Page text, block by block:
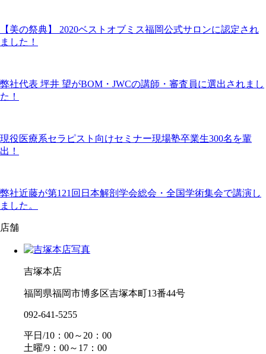
【美の祭典】 2020ベストオブミス福岡公式サロンに認定され
ました！
弊社代表 坪井 望がBOM・JWCの講師・審査員に選出されまし
た！
現役医療系セラピスト向けセミナー現場塾卒業生300名を輩
出！
弊社近藤が第121回日本解剖学会総会・全国学術集会で講演し
ました。
店舗
吉塚本店
福岡県福岡市博多区吉塚本町13番44号
092-641-5255
平日/10：00～20：00
土曜/9：00～17：00